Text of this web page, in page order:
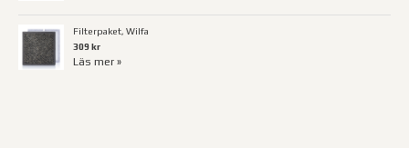
Filterpaket, Wilfa
309 kr
Läs mer »